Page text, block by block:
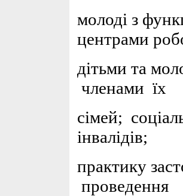
молоді з
центрами
дітьми та
членами їх
сімей;
інвалідів;
практику
проведення